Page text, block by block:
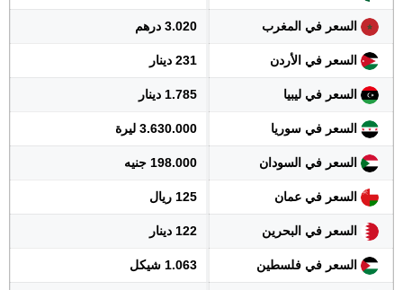
السعر في المغرب 3.020 درهم
السعر في الأردن 231 دينار
السعر في ليبيا 1.785 دينار
السعر في سوريا 3.630.000 ليرة
السعر في السودان 198.000 جنيه
السعر في عمان 125 ريال
السعر في البحرين 122 دينار
السعر في فلسطين 1.063 شيكل